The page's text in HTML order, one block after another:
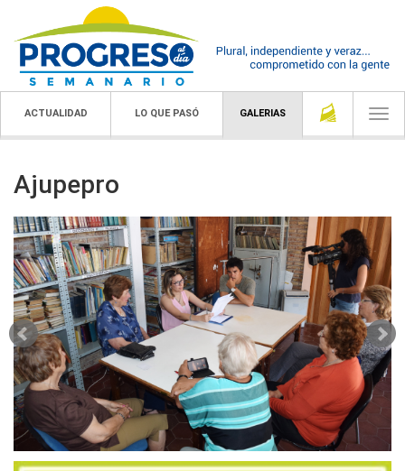
ACTUALIDAD LO QUE PASÓ GALERIAS
Ajupepro